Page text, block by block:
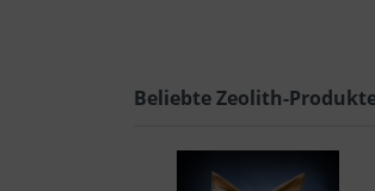
Beliebte Zeolith-